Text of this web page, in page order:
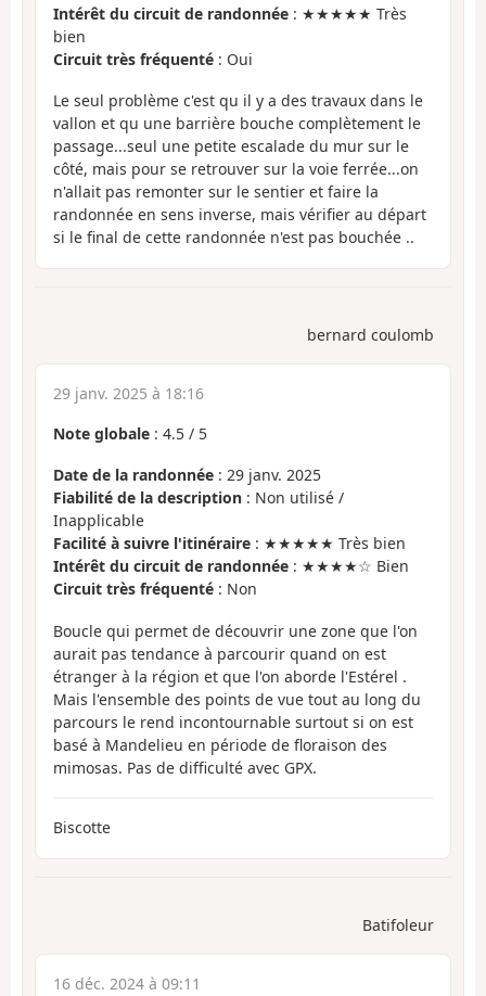
Intérêt du circuit de randonnée : ★★★★★ Très
bien
Circuit très fréquenté : Oui
Le seul problème c'est qu il y a des travaux dans le
vallon et qu une barrière bouche complètement le
passage...seul une petite escalade du mur sur le
côté, mais pour se retrouver sur la voie ferrée...on
n'allait pas remonter sur le sentier et faire la
randonnée en sens inverse, mais vérifier au départ
si le final de cette randonnée n'est pas bouchée ..
bernard coulomb
29 janv. 2025 à 18:16
Note globale : 4.5 / 5
Date de la randonnée : 29 janv. 2025
Fiabilité de la description : Non utilisé /
Inapplicable
Facilité à suivre l'itinéraire : ★★★★★ Très bien
Intérêt du circuit de randonnée : ★★★★☆ Bien
Circuit très fréquenté : Non
Boucle qui permet de découvrir une zone que l'on
aurait pas tendance à parcourir quand on est
étranger à la région et que l'on aborde l'Estérel .
Mais l'ensemble des points de vue tout au long du
parcours le rend incontournable surtout si on est
basé à Mandelieu en période de floraison des
mimosas. Pas de difficulté avec GPX.
Biscotte
Batifoleur
16 déc. 2024 à 09:11